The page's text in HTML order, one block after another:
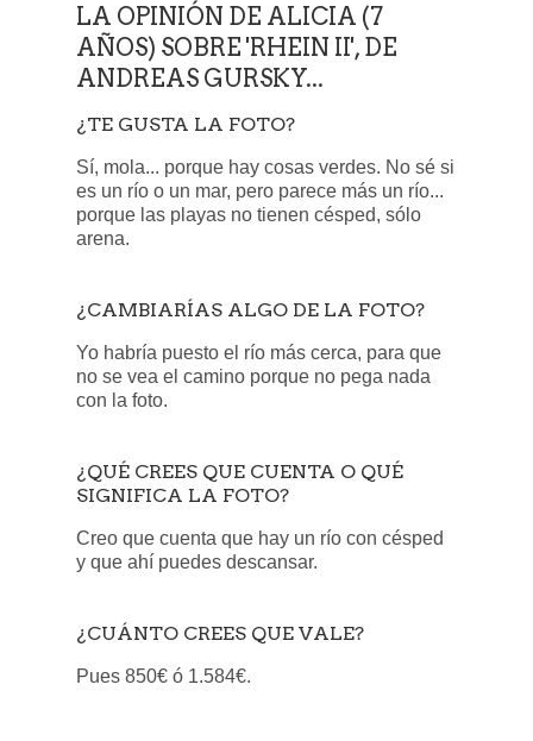
LA OPINIÓN DE ALICIA (7
AÑOS) SOBRE 'RHEIN II', DE
ANDREAS GURSKY...
¿TE GUSTA LA FOTO?
Sí, mola... porque hay cosas verdes. No sé si
es un río o un mar, pero parece más un río...
porque las playas no tienen césped, sólo
arena.
¿CAMBIARÍAS ALGO DE LA FOTO?
Yo habría puesto el río más cerca, para que
no se vea el camino porque no pega nada
con la foto.
¿QUÉ CREES QUE CUENTA O QUÉ
SIGNIFICA LA FOTO?
Creo que cuenta que hay un río con césped
y que ahí puedes descansar.
¿CUÁNTO CREES QUE VALE?
Pues 850€ ó 1.584€.